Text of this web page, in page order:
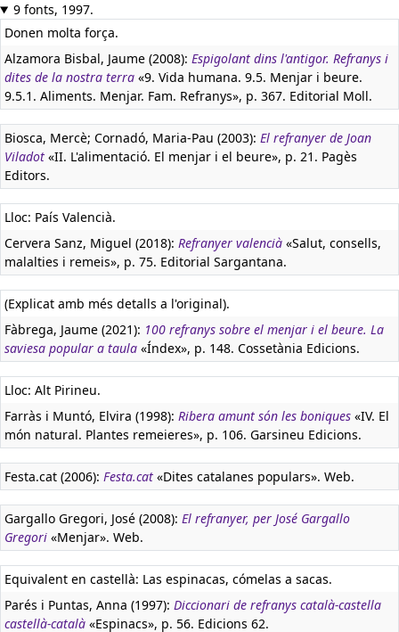
9 fonts, 1997.
Donen molta força.
Alzamora Bisbal, Jaume (2008): Espigolant dins l'antigor. Refranys i
dites de la nostra terra «9. Vida humana. 9.5. Menjar i beure.
9.5.1. Aliments. Menjar. Fam. Refranys», p. 367. Editorial Moll.
Biosca, Mercè; Cornadó, Maria-Pau (2003): El refranyer de Joan
Viladot «II. L'alimentació. El menjar i el beure», p. 21. Pagès
Editors.
Lloc: País Valencià.
Cervera Sanz, Miguel (2018): Refranyer valencià «Salut, consells,
malalties i remeis», p. 75. Editorial Sargantana.
(Explicat amb més detalls a l'original).
Fàbrega, Jaume (2021): 100 refranys sobre el menjar i el beure. La
saviesa popular a taula «Índex», p. 148. Cossetània Edicions.
Lloc: Alt Pirineu.
Farràs i Muntó, Elvira (1998): Ribera amunt són les boniques «IV. El
món natural. Plantes remeieres», p. 106. Garsineu Edicions.
Festa.cat (2006): Festa.cat «Dites catalanes populars». Web.
Gargallo Gregori, José (2008): El refranyer, per José Gargallo
Gregori «Menjar». Web.
Equivalent en castellà: Las espinacas, cómelas a sacas.
Parés i Puntas, Anna (1997): Diccionari de refranys català-castella
castellà-català «Espinacs», p. 56. Edicions 62.